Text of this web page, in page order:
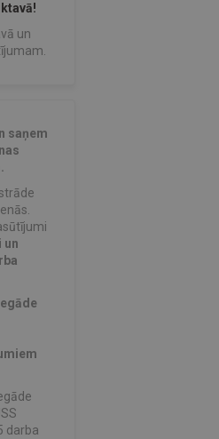
un
saņem
un
darba